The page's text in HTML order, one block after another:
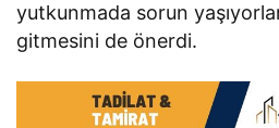
yutkunmada sorun
gitmesini de önerdi.